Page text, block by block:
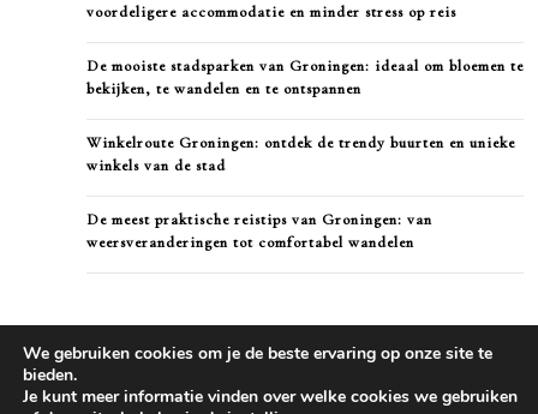
voordeligere accommodatie en minder stress op reis
De mooiste stadsparken van Groningen: ideaal om bloemen te
bekijken, te wandelen en te ontspannen
Winkelroute Groningen: ontdek de trendy buurten en unieke
winkels van de stad
De meest praktische reistips van Groningen: van
weersveranderingen tot comfortabel wandelen
We gebruiken cookies om je de beste ervaring op onze site te
bieden.
Je kunt meer informatie vinden over welke cookies we gebruiken